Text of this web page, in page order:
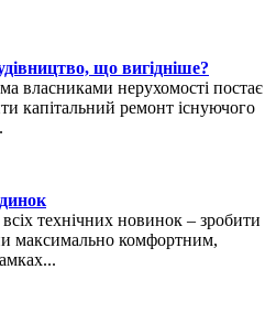
що вигідніше?
власниками нерухомості постає
капітальний ремонт існуючого
технічних новинок – зробити
максимально комфортним,